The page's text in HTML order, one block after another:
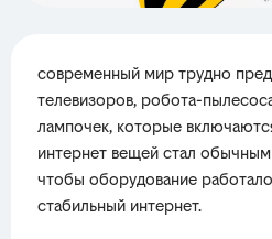
современный мир трудно
телевизоров, робота-
лампочек, которые
интернет вещей стал обычным
чтобы оборудование
стабильный интернет.